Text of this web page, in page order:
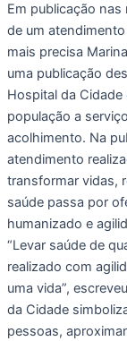
Em publicação
de um
mais precisa
uma publicação
Hospital da
população a
acolhimento. Na
atendimento
transformar vidas,
saúde passa por
humanizado e
“Levar saúde de
realizado com
uma vida”,
da Cidade
pessoas,